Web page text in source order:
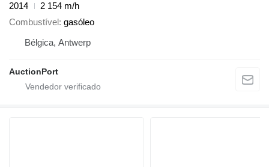
2014
2 154 m/h
Combustível gasóleo
Bélgica, Antwerp
AuctionPort